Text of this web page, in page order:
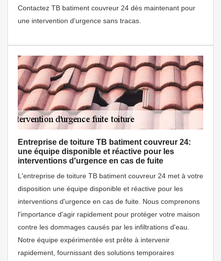
Contactez TB batiment couvreur 24 dès maintenant pour
une intervention d'urgence sans tracas.
Entreprise de toiture TB batiment couvreur 24:
une équipe disponible et réactive pour les
interventions d'urgence en cas de fuite
L'entreprise de toiture TB batiment couvreur 24 met à votre
disposition une équipe disponible et réactive pour les
interventions d'urgence en cas de fuite. Nous comprenons
l'importance d'agir rapidement pour protéger votre maison
contre les dommages causés par les infiltrations d'eau.
Notre équipe expérimentée est prête à intervenir
rapidement, fournissant des solutions temporaires